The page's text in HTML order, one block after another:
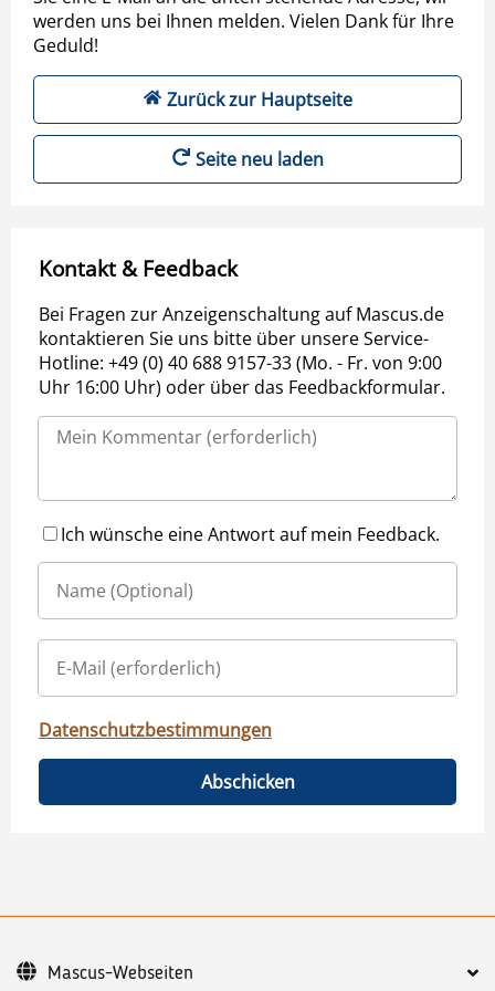
werden uns bei Ihnen melden. Vielen Dank für Ihre
Geduld!
Zurück zur Hauptseite
Seite neu laden
Kontakt & Feedback
Bei Fragen zur Anzeigenschaltung auf Mascus.de
kontaktieren Sie uns bitte über unsere Service-
Hotline: +49 (0) 40 688 9157-33 (Mo. - Fr. von 9:00
Uhr 16:00 Uhr) oder über das Feedbackformular.
Ich wünsche eine Antwort auf mein Feedback.
Datenschutzbestimmungen
Abschicken
Mascus-Webseiten